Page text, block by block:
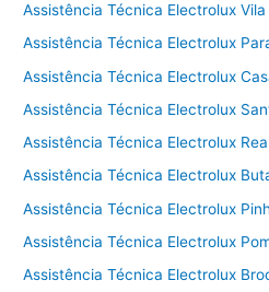
Assistência Técnica Electrolux Vila
Assistência Técnica Electrolux
Assistência Técnica Electrolux
Assistência Técnica Electrolux
Assistência Técnica Electrolux
Assistência Técnica Electrolux
Assistência Técnica Electrolux
Assistência Técnica Electrolux
Assistência Técnica Electrolux